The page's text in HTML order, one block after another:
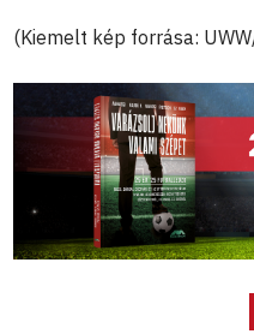
(Kiemelt kép forrása: